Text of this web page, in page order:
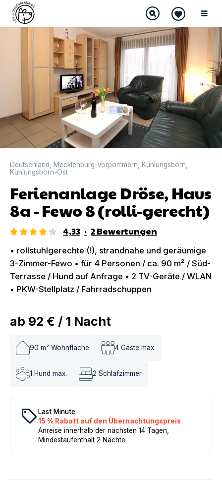
DIREKT BUCHBAR
Deutschland Mecklenburg-Vorpommern Kühlungsborn
Kühlungsborn-Ost
Ferienanlage Dröse, Haus
8a - Fewo 8 (rolli-gerecht)
4,33 · 2Bewertungen
• rollstuhlgerechte (!), strandnahe und geräumige
3-Zimmer-Fewo • für 4 Personen / ca. 90 m² / Süd-
Terrasse / Hund auf Anfrage • 2 TV-Geräte / WLAN
• PKW-Stellplatz / Fahrradschuppen
ab 92 € / 1 Nacht
90 m² Wohnfläche 4 Gäste max.
1 Hund max. 2 Schlafzimmer
local_offer Last Minute
15 % Rabatt auf den Übernachtungspreis
Anreise innerhalb der nächsten 14 Tagen,
Mindestaufenthalt 2 Nächte